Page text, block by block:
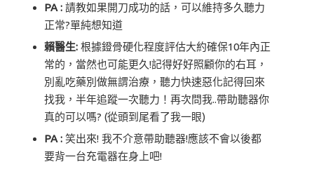
PA :請教如果開刀成功的話，可以維持多久聽力
正常?單純想知道
賴醫生:根據鐙骨硬化程度評估大約確保10年內正
常的，當然也可能更久!記得好好照顧你的右耳，
別亂吃藥別做無謂治療，聽力快速惡化記得回來
找我，半年追蹤一次聽力！再次問我..帶助聽器你
真的可以嗎? (從頭到尾看了我一眼)
PA :笑出來! 我不介意帶助聽器!應該不會以後都
要背一台充電器在身上吧!